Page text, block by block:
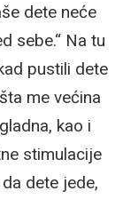
dete neće
sebe.“ Na tu
pustili dete
me većina
kao i
stimulacije
dete jede,